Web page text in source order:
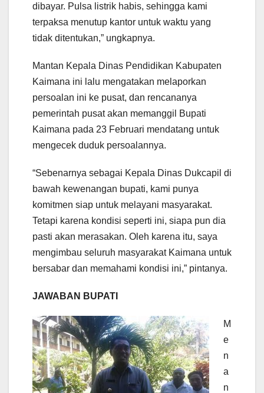
dibayar. Pulsa listrik habis, sehingga kami
terpaksa menutup kantor untuk waktu yang
tidak ditentukan,” ungkapnya.
Mantan Kepala Dinas Pendidikan Kabupaten
Kaimana ini lalu mengatakan melaporkan
persoalan ini ke pusat, dan rencananya
pemerintah pusat akan memanggil Bupati
Kaimana pada 23 Februari mendatang untuk
mengecek duduk persoalannya.
“Sebenarnya sebagai Kepala Dinas Dukcapil di
bawah kewenangan bupati, kami punya
komitmen siap untuk melayani masyarakat.
Tetapi karena kondisi seperti ini, siapa pun dia
pasti akan merasakan. Oleh karena itu, saya
mengimbau seluruh masyarakat Kaimana untuk
bersabar dan memahami kondisi ini,” pintanya.
JAWABAN BUPATI
M
e
n
a
n